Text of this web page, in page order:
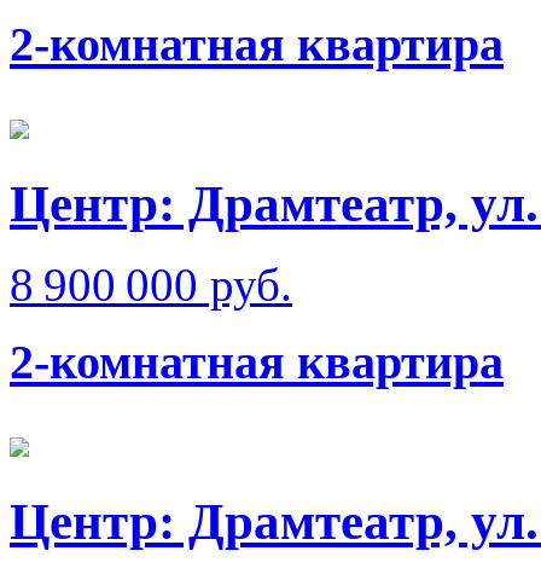
2-комнатная квартира
Центр: Драмтеатр,
8 900 000 руб.
2-комнатная квартира
Центр: Драмтеатр,